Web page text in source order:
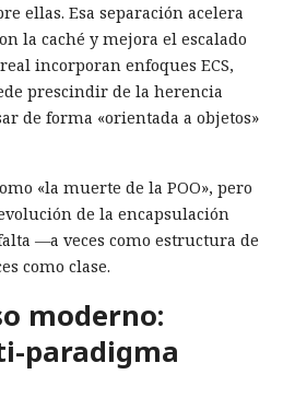
ellas. Esa separación acelera
la caché y mejora el escalado
incorporan enfoques ECS,
prescindir de la herencia
de forma «orientada a objetos»
«la muerte de la POO», pero
de la encapsulación
—a veces como estructura de
como clase.
moderno:
paradigma